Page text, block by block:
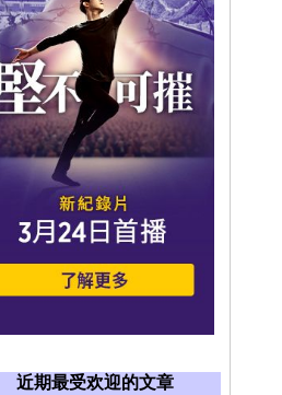
近期最受欢迎的文章